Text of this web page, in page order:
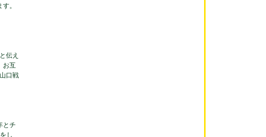
。
伝え
お互
口戦
とチ
し